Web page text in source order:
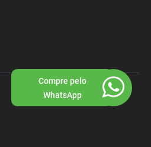
Compre pelo
WhatsApp